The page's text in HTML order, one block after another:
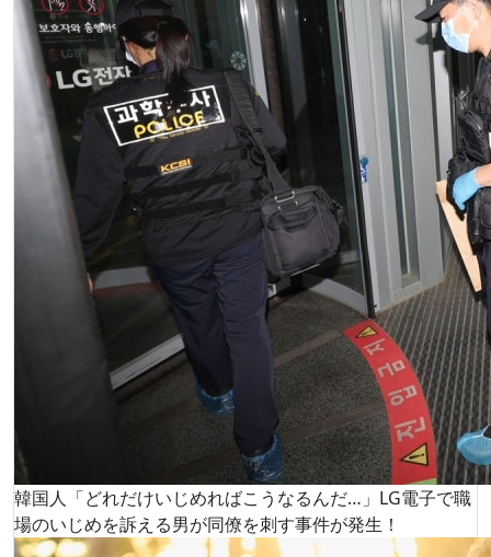
韓国人「どれだけいじめればこうなるんだ…」LG電子で職
場のいじめを訴える男が同僚を刺す事件が発生！